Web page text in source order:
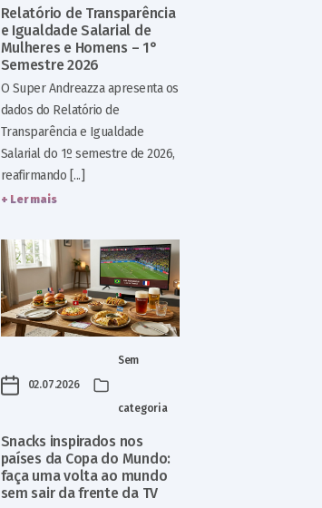
Relatório de Transparência
e Igualdade Salarial de
Mulheres e Homens – 1°
Semestre 2026
O Super Andreazza apresenta os
dados do Relatório de
Transparência e Igualdade
Salarial do 1º semestre de 2026,
reafirmando [...]
+ Ler mais
02.07.2026
Sem
categoria
Snacks inspirados nos
países da Copa do Mundo:
faça uma volta ao mundo
sem sair da frente da TV